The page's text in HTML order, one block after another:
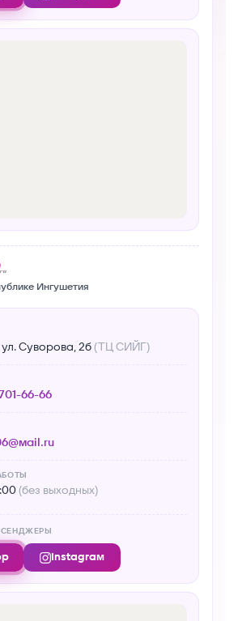
Ингушетия
ул. Суворова, 2б (ТЦ СИЙГ)
66-66
(без выходных)
Instagram